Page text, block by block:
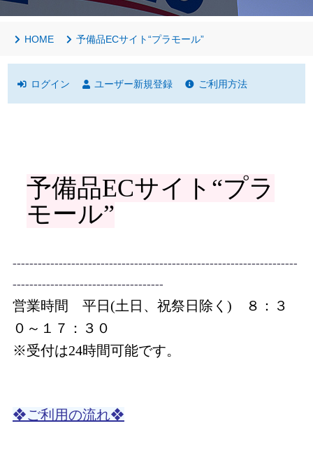
HOME 予備品ECサイト“プラモール”
ログイン ユーザー新規登録 ご利用方法
予備品ECサイト“プラ
モール”
--------------------------------------------------------------------
------------------------------------
営業時間 平日(土日、祝祭日除く) ８：３
０～１７：３０
※受付は24時間可能です。
❖ご利用の流れ❖